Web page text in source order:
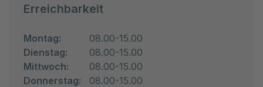
Erreichbarkeit
Montag:
08.00-15.00
Dienstag:
08.00-15.00
Mittwoch:
08.00-15.00
Donnerstag:
08.00-15.00